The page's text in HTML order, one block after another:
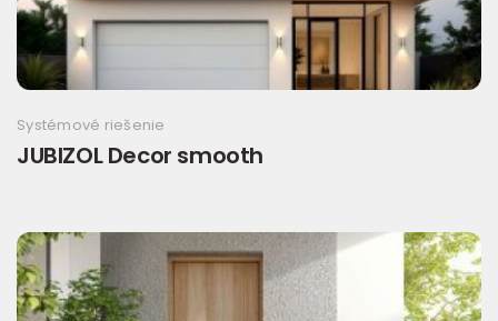
Systémové riešenie
JUBIZOL Decor smooth